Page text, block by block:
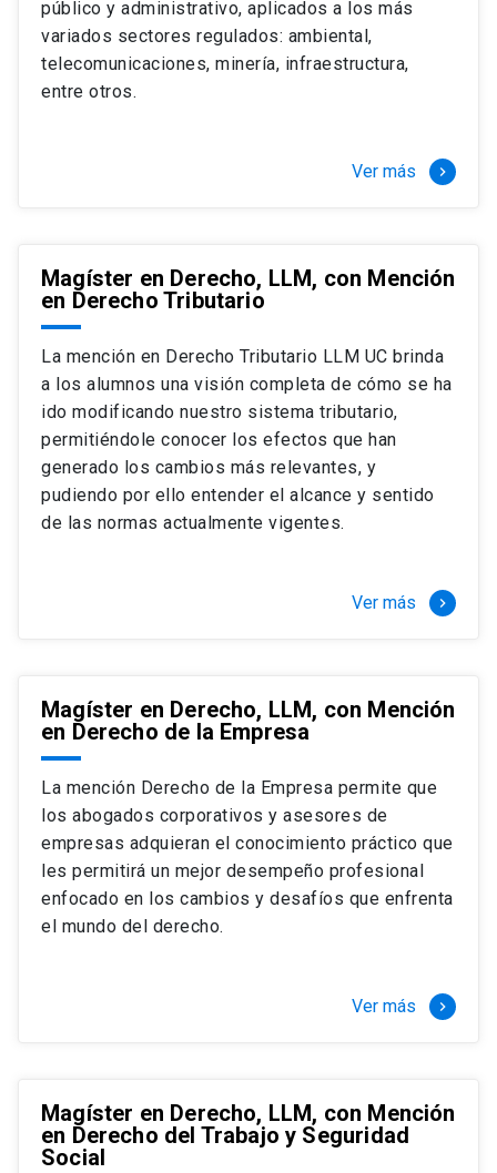
Si optas por la modalidad Full Time:
El LLM UC Full Time es una versión del programa
destinado principalmente a extranjeros, que permite
necesidades y expectativas profesionales, eligiendo
completamente al programa o compatibilizarás un
estudio intenso y exigente, con una muy baja carga
laboral, de marzo a noviembre, para dedicarte
completamente a la actividad de graduación de
diciembre a marzo.
2 cursos mínimos (10 créditos) Primer
semestre
+ 5 cursos a elección (50 créditos) Primer
semestre
+ 4 cursos a elección (40 créditos)
tres meses a tiempo completo (20
Juan Ignacio Piña Rochefort
Director Magíster en Derecho, LLM UC
público y administrativo, aplicados a los más
variados sectores regulados: ambiental,
telecomunicaciones, minería, infraestructura,
entre otros.
Ver más keyboard_arrow_right
Magíster en Derecho, LLM, con Mención
en Derecho Tributario
La mención en Derecho Tributario LLM UC brinda
a los alumnos una visión completa de cómo se ha
ido modificando nuestro sistema tributario,
permitiéndole conocer los efectos que han
generado los cambios más relevantes, y
pudiendo por ello entender el alcance y sentido
de las normas actualmente vigentes.
Ver más keyboard_arrow_right
Magíster en Derecho, LLM, con Mención
en Derecho de la Empresa
La mención Derecho de la Empresa permite que
los abogados corporativos y asesores de
empresas adquieran el conocimiento práctico que
les permitirá un mejor desempeño profesional
enfocado en los cambios y desafíos que enfrenta
el mundo del derecho.
Ver más keyboard_arrow_right
Magíster en Derecho, LLM, con Mención
en Derecho del Trabajo y Seguridad
Social